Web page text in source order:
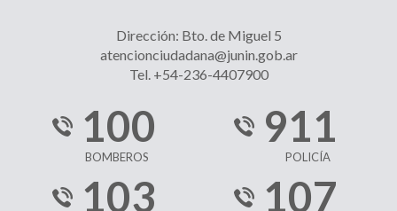
Dirección: Bto. de Miguel 5
atencionciudadana@junin.gob.ar
Tel. +54-236-4407900
100
BOMBEROS
911
POLICÍA
103 107